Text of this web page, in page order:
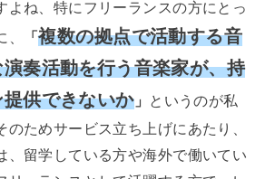
よね、特にフリーランスの方にとっ
「複数の拠点で活動する音
奏活動を行う音楽家が、持
供できないか」
というのが私
のためサービス立ち上げにあたり、
、留学している方や海外で働いてい